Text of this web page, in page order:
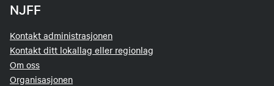
NJFF
Kontakt administrasjonen
Kontakt ditt lokallag eller regionlag
Om oss
Organisasjonen